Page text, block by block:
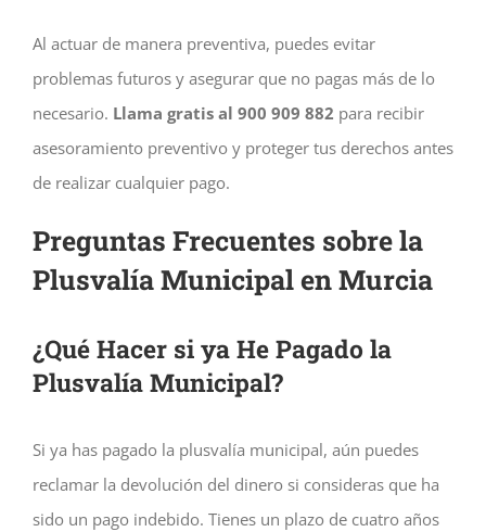
Al actuar de manera preventiva, puedes evitar
problemas futuros y asegurar que no pagas más de lo
necesario. Llama gratis al 900 909 882 para recibir
asesoramiento preventivo y proteger tus derechos antes
de realizar cualquier pago.
Preguntas Frecuentes sobre la
Plusvalía Municipal en Murcia
¿Qué Hacer si ya He Pagado la
Plusvalía Municipal?
Si ya has pagado la plusvalía municipal, aún puedes
reclamar la devolución del dinero si consideras que ha
sido un pago indebido. Tienes un plazo de cuatro años